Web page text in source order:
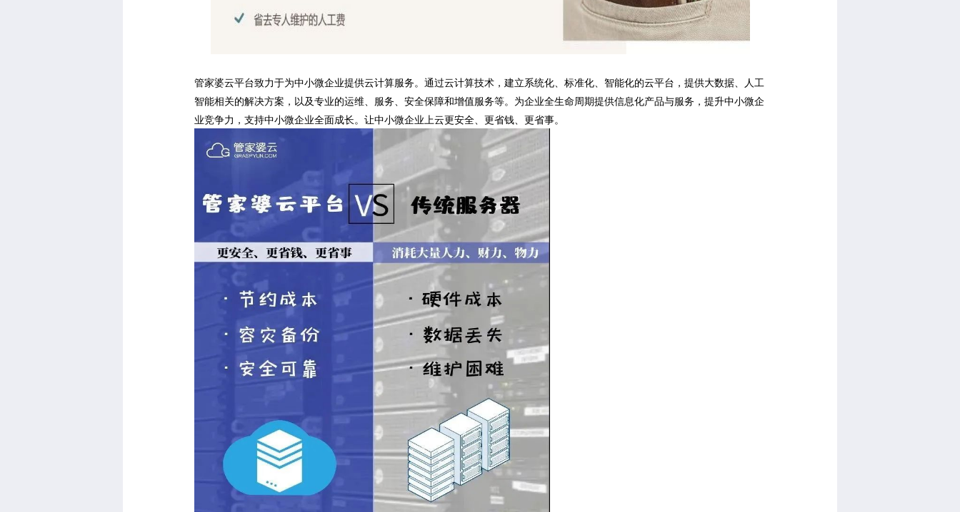
管家婆云平台致力于为中小微企业提供云计算服务。通过云计算技术，建立系统化、标准化、智能化的云平台，提供大数据、人工
智能相关的解决方案，以及专业的运维、服务、安全保障和增值服务等。为企业全生命周期提供信息化产品与服务，提升中小微企
业竞争力，支持中小微企业全面成长。让中小微企业上云更安全、更省钱、更省事。